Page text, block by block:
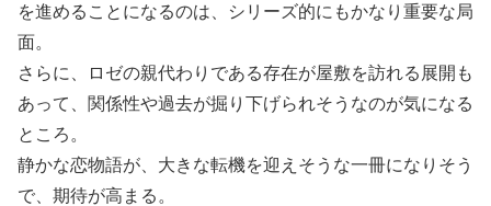
を進めることになるのは、シリーズ的にもかなり重要な局
面。
さらに、ロゼの親代わりである存在が屋敷を訪れる展開も
あって、関係性や過去が掘り下げられそうなのが気になる
ところ。
静かな恋物語が、大きな転機を迎えそうな一冊になりそう
で、期待が高まる。